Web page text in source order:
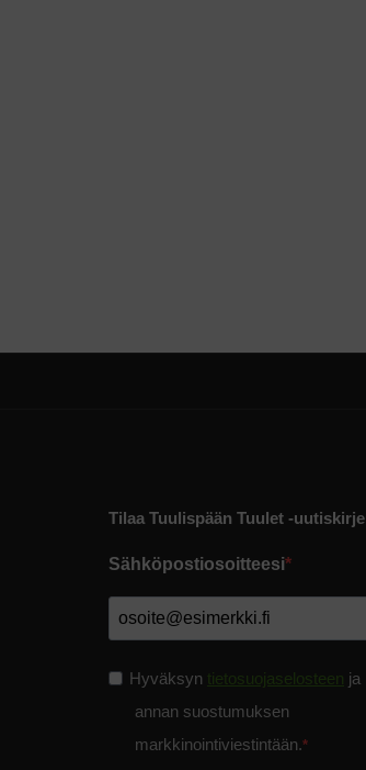
Tilaa Tuulispään Tuulet -uutiskirje
Sähköpostiosoitteesi
Hyväksyn tietosuojaselosteen ja
annan suostumuksen
markkinointiviestintään.